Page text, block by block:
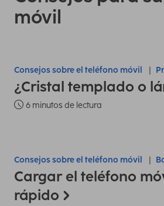
móvil
Consejos sobre el teléfono móvil
¿Cristal templado o
6 minutos de lectura
Consejos sobre el teléfono móvil
Cargar el teléfono
rápido